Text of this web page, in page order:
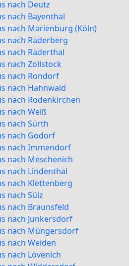
nach Deutz
nach Bayenthal
nach Marienburg (Köln)
nach Raderberg
nach Raderthal
nach Zollstock
nach Rondorf
nach Hahnwald
nach Rodenkirchen
nach Weiß
nach Sürth
nach Godorf
nach Immendorf
nach Meschenich
nach Lindenthal
nach Klettenberg
nach Sülz
nach Braunsfeld
nach Junkersdorf
nach Müngersdorf
nach Weiden
nach Lövenich